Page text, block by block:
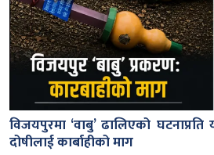
विजयपुरमा ‘वाबु’ ढालिएको
दोषीलाई कार्बाहीको माग